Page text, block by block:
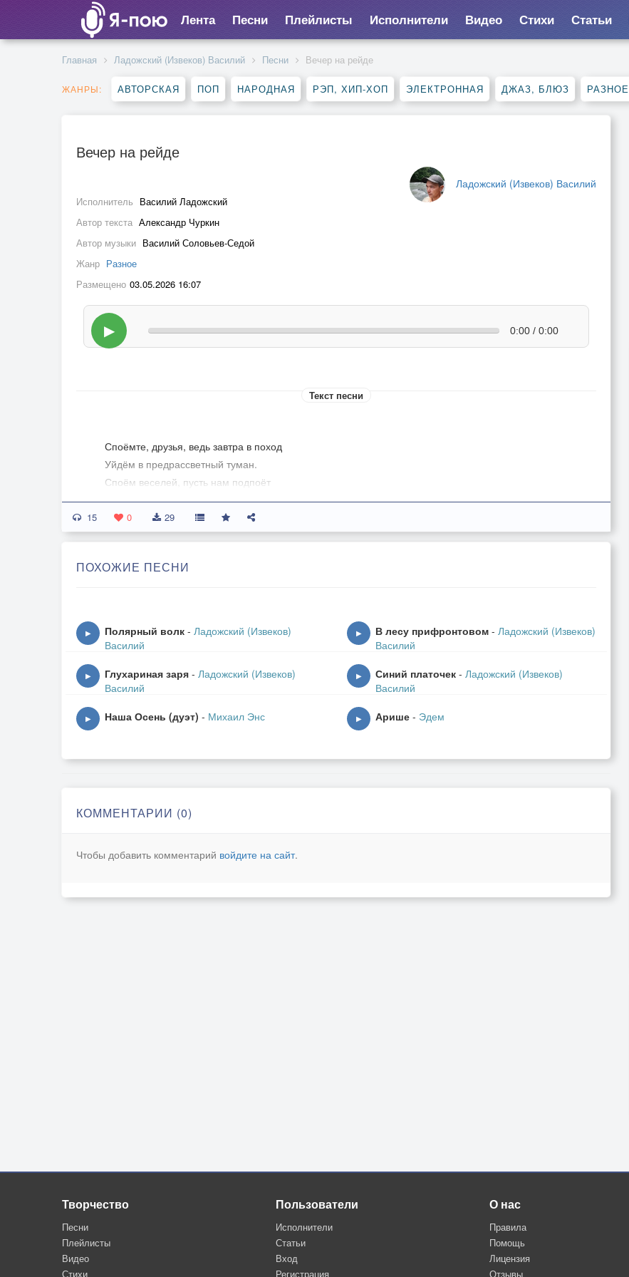
Лента Песни Плейлисты Исполнители Видео Стихи Статьи
Главная Ладожский (Извеков) Василий Песни Вечер на рейде
ЖАНРЫ: АВТОРСКАЯ ПОП НАРОДНАЯ РЭП, ХИП-ХОП ЭЛЕКТРОННАЯ ДЖАЗ, БЛЮЗ РАЗНОЕ
Вечер на рейде
Ладожский (Извеков) Василий
Исполнитель Василий Ладожский
Автор текста Александр Чуркин
Автор музыки Василий Соловьев-Седой
Жанр Разное
Размещено 03.05.2026 16:07
▶ 0:00 / 0:00
Текст песни
Споёмте, друзья, ведь завтра в поход
Уйдём в предрассветный туман.
Споём веселей, пусть нам подпоёт
Седой боевой капитан.
Припев:
Уходим завтра в море.
Знакомый платок голубой.
Что песен не петь нам нельзя;
О дружбе большой, о службе морской
Подтянем дружнее, друзья!
И берег родной целует волна,
15 0 29
ПОХОЖИЕ ПЕСНИ
▶ Полярный волк - Ладожский (Извеков)
Василий
▶ В лесу прифронтовом - Ладожский (Извеков)
Василий
▶ Глухариная заря - Ладожский (Извеков)
Василий
▶ Синий платочек - Ладожский (Извеков)
Василий
▶ Наша Осень (дуэт) - Михаил Энс ▶ Арише - Эдем
КОММЕНТАРИИ (0)
Чтобы добавить комментарий войдите на сайт.
Творчество
Песни
Плейлисты
Видео
Стихи
Пользователи
Исполнители
Статьи
Вход
Регистрация
О нас
Правила
Помощь
Лицензия
Отзывы